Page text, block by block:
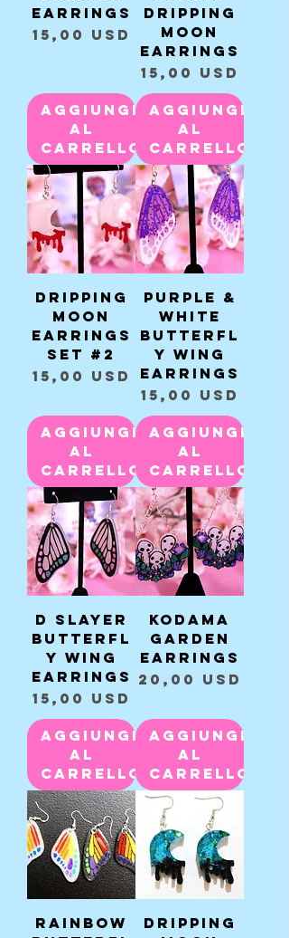
Earrings
Prezzo
15,00 USD
Aggiungi
al
carrello
Dripping
Moon
Earrings
Prezzo
15,00 USD
Aggiungi
al
carrello
Dripping
Moon
Earrings
Set #2
Prezzo
15,00 USD
Aggiungi
al
carrello
Purple &
White
Butterfl
y Wing
Earrings
Prezzo
15,00 USD
Aggiungi
al
carrello
D Slayer
Butterfl
y Wing
Earrings
Prezzo
15,00 USD
Aggiungi
al
carrello
Kodama
Garden
Earrings
Prezzo
20,00 USD
Aggiungi
al
carrello
Rainbow
Dripping